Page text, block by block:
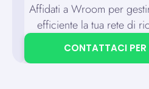
Affidati a Wroom per
efficiente la tua rete di
CONTATTACI